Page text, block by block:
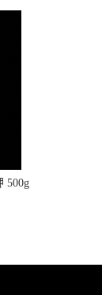
500g